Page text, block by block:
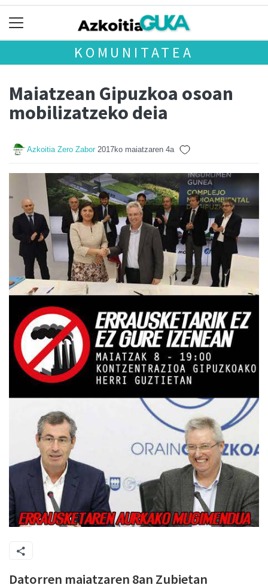
KOMUNITATEA
Maiatzean Gipuzkoa osoan
mobilizatzeko deia
Azkoitia Zero Zabor 2017ko maiatzaren 4a
Datorren maiatzaren 8an Zubietan